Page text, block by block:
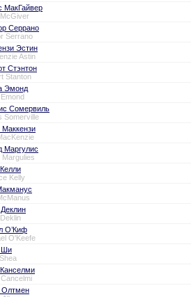
МакГайвер
Серрано
Serrano
Эстин
Astin
Стэнтон
Stanton
Эмонд
Сомервиль
Somerville
Маргулис
Margulies
Kelly
О’Киф
O'Keefe
Ши